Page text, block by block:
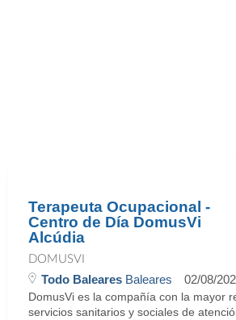
Terapeuta Ocupacional -
Centro de Día DomusVi
Alcúdia
DOMUSVI
Todo Baleares Baleares 02/08/
DomusVi es la compañía con la mayor
servicios sanitarios y sociales de